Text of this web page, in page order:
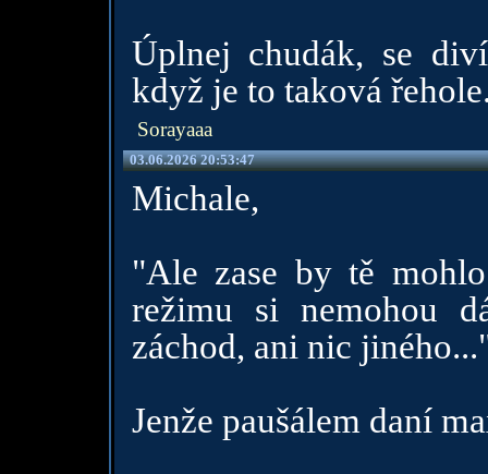
Úplnej chudák, se
když je to taková
Sorayaaa
03.06.2026 20:53:47
Michale,
"Ale zase by tě
režimu si nemohou
záchod, ani nic
Jenže paušálem daní